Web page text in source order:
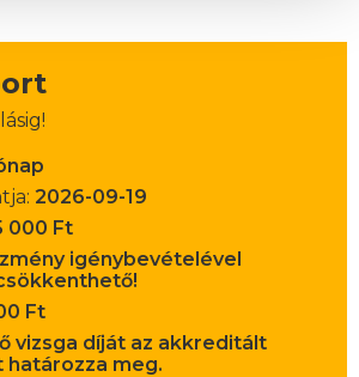
2026-09-19
000 Ft
igénybevételével
Ft
vizsga díját az akkreditált
meg.